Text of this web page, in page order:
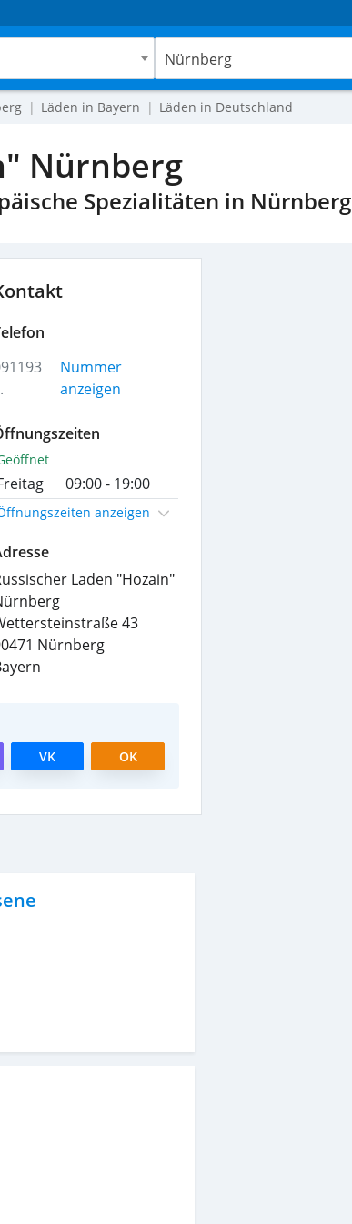
Nürnberg
Läden in Bayern Läden in Deutschland
Nürnberg
Spezialitäten in Nürnberg
Nummer
anzeigen
09:00 - 19:00
anzeigen
Laden "Hozain"
43
Nürnberg
VK OK